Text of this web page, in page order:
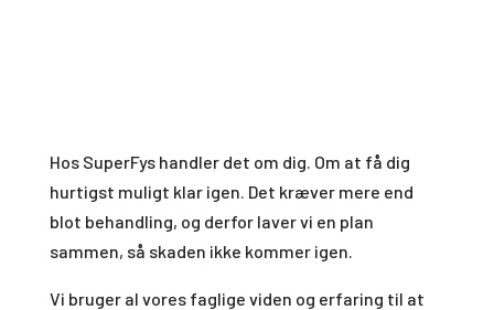
Hos SuperFys handler det om dig. Om at få dig
hurtigst muligt klar igen. Det kræver mere end
blot behandling, og derfor laver vi en plan
sammen, så skaden ikke kommer igen.
Vi bruger al vores faglige viden og erfaring til at